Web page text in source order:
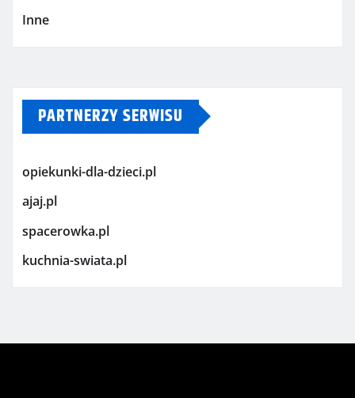
Inne
PARTNERZY SERWISU
opiekunki-dla-dzieci.pl
ajaj.pl
spacerowka.pl
kuchnia-swiata.pl